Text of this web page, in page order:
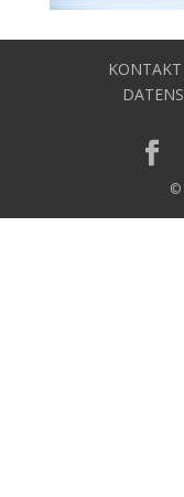
KONTAKT
©